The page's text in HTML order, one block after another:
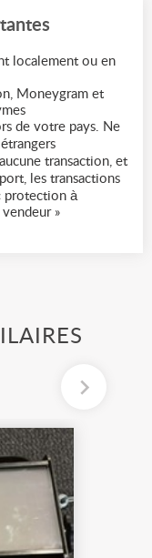
localement ou en
Moneygram et
de votre pays. Ne
transaction, et
les transactions
protection à
vendeur »